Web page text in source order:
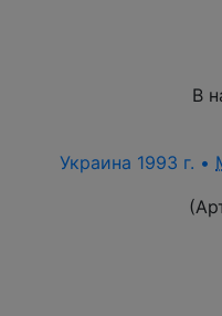
В
Украина 1993 г. •